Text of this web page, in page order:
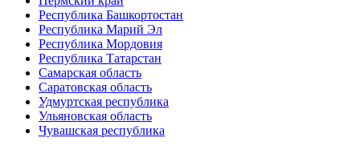
Республика Башкортостан
Республика Марий Эл
Республика Мордовия
Республика Татарстан
Самарская область
Саратовская область
Удмуртская республика
Ульяновская область
Чувашская республика